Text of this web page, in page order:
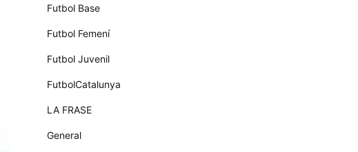
Futbol Base
Futbol Femení
Futbol Juvenil
FutbolCatalunya
LA FRASE
General